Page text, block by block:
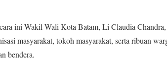
ini Wakil Wali Kota Batam, Li Claudia
masyarakat, tokoh masyarakat, serta ribuan
bendera.